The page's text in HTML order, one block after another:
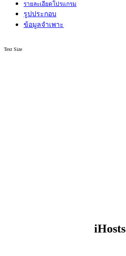
รายละเอียดโปรแกรม
รูปประกอบ
ข้อมูลจำเพาะ
Text Size
iHosts